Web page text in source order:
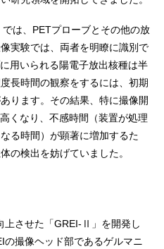
は、PETプローブとその他の放
実験では、両者を明瞭に識別で
用いられる陽電子放出核種は半
長時間の観察をするには、初期
ります。その結果、特に撮像開
くなり、不感時間（装置が処理
る時間）が顕著に増加するた
の検出を妨げていました。
上させた「GREI-Ⅱ」を開発し
の撮像ヘッド部であるゲルマニ